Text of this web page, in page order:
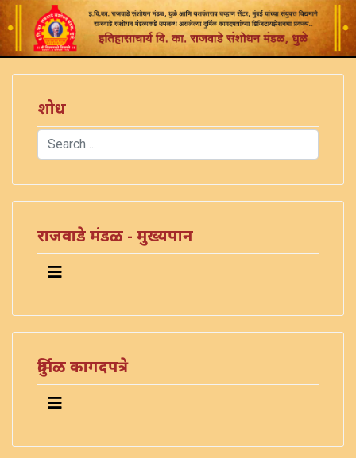
शोध
Search
राजवाडे मंडळ - मुख्यपान
दुर्मिळ कागदपत्रे